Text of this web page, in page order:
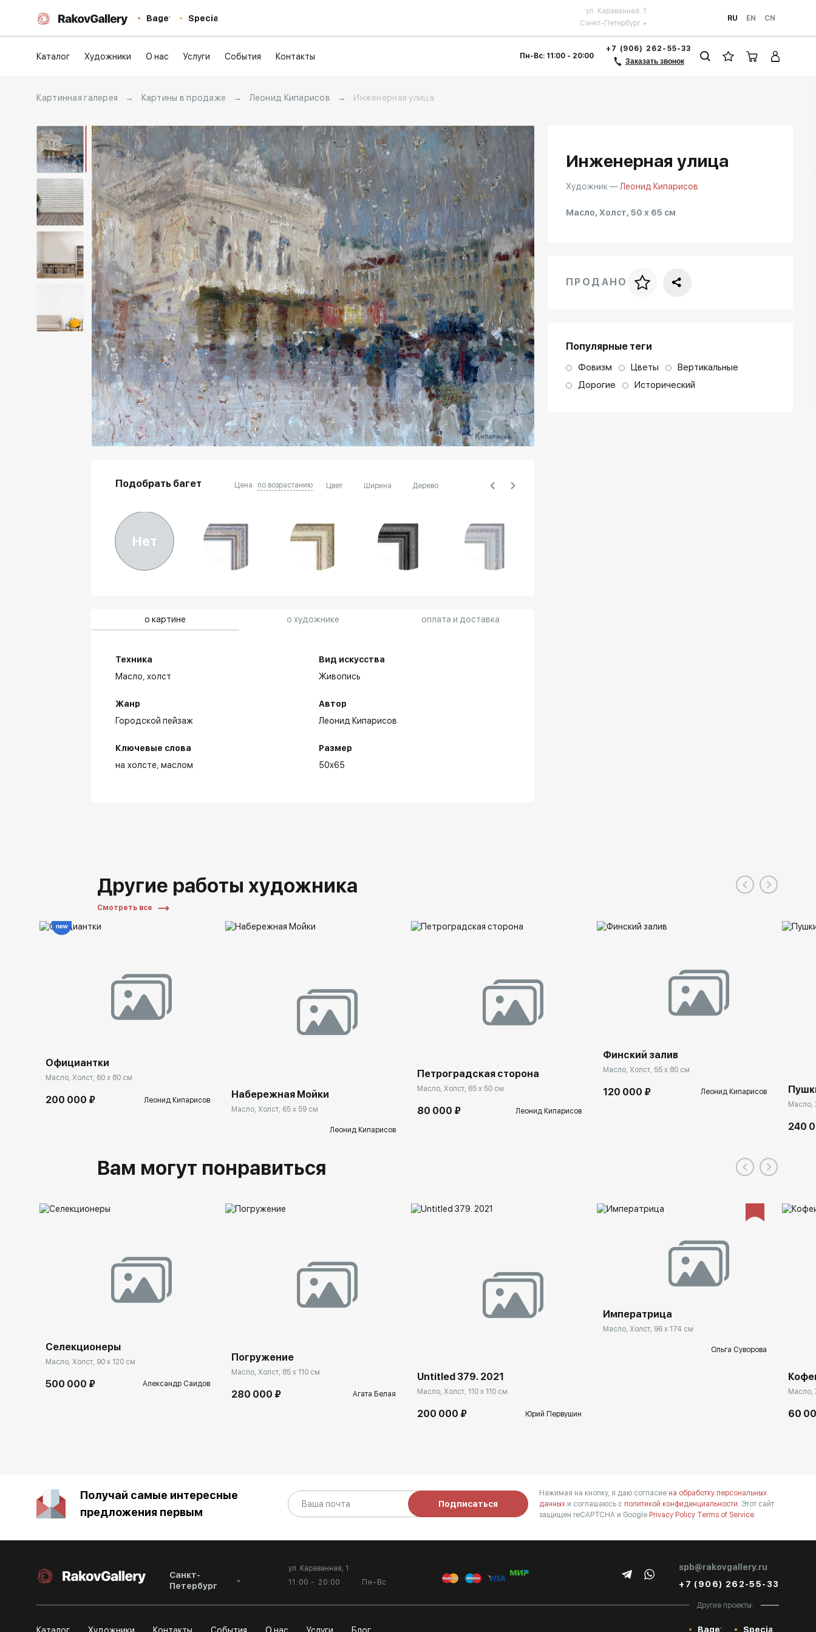
Baget Special Санкт-Петербург
ул. Караванная, 1
RU
EN CN
Каталог Художники О нас Услуги События Контакты Пн-Вс: 11:00 - 20:00
+7 (906) 262-55-33
Заказать звонок
Картинная галерея → Картины в продаже → Леонид Кипарисов → Инженерная улица
Подобрать багет Цена по возрастанию
Нет
о картине о художнике оплата и доставка
Техника
Масло,холст
Жанр
Городской пейзаж
Ключевые слова
на холсте маслом
Вид искусства
Живопись
Автор
Леонид Кипарисов
Размер
50x65
Инженерная улица
Художник —Леонид Кипарисов
Масло, Холст, 50 x 65 см
Цена за багет
ПРОДАНО
Популярные теги
Фовизм Цветы
Вертикальные
Дорогие
Исторический
Другие работы художника
Смотреть все
Официантки
Масло, Холст, 60 x 80 см
200 000 ₽ Леонид Кипарисов
Набережная Мойки
Масло, Холст, 65 x 59 см
Леонид Кипарисов
Петроградская сторона
Масло, Холст, 65 x 50 см
80 000 ₽ Леонид Кипарисов
Финский залив
Масло, Холст, 55 x 80 см
120 000 ₽ Леонид Кипарисов
Масло,
240
Вам могут понравиться
Селекционеры
Масло, Холст, 90 x 120 см
500 000 ₽ Александр Саидов
Погружение
Масло, Холст, 85 x 110 см
280 000 ₽ Агата Белая
Untitled 379. 2021
Масло, Холст, 110 x 110 см
200 000 ₽ Юрий Первушин
Императрица
Масло, Холст, 96 x 174 см
Ольга Суворова
Масло,
60
Получай самые интересные
предложения первым
Подписаться
Нажимая на кнопку, я даю согласие на обработку персональных
данных и соглашаюсь с политикой конфиденциальности. Этот сайт
защищен reCAPTCHA и Google Privacy Policy Terms of Service
Санкт-
Петербург
ул. Караванная, 1
11:00 - 20:00
Пн-Вс
spb@rakovgallery.ru
+7 (906) 262-55-33
Другие проекты:
Baget Special